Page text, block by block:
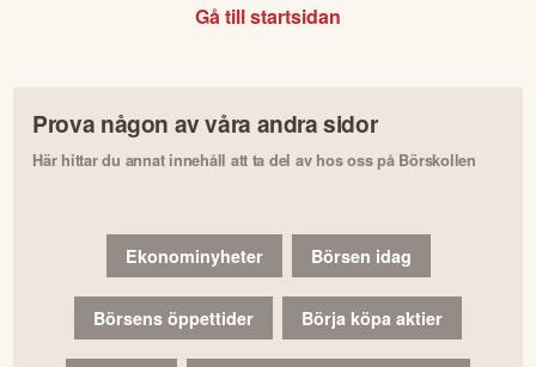
Gå till startsidan
Prova någon av våra andra sidor
Här hittar du annat innehåll att ta del av hos oss på Börskollen
Ekonominyheter Börsen idag
Börsens öppettider Börja köpa aktier